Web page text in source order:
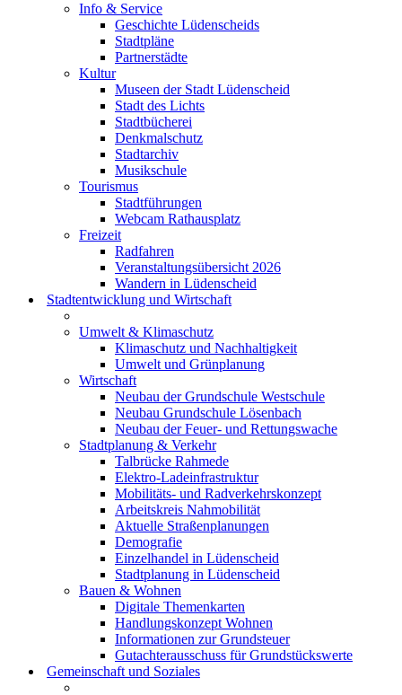
Info & Service
Geschichte Lüdenscheids
Stadtpläne
Partnerstädte
Kultur
Museen der Stadt Lüdenscheid
Stadt des Lichts
Stadtbücherei
Denkmalschutz
Stadtarchiv
Musikschule
Tourismus
Stadtführungen
Webcam Rathausplatz
Freizeit
Radfahren
Veranstaltungsübersicht 2026
Wandern in Lüdenscheid
Stadtentwicklung und Wirtschaft
Umwelt & Klimaschutz
Klimaschutz und Nachhaltigkeit
Umwelt und Grünplanung
Wirtschaft
Neubau der Grundschule Westschule
Neubau Grundschule Lösenbach
Neubau der Feuer- und Rettungswache
Stadtplanung & Verkehr
Talbrücke Rahmede
Elektro-Ladeinfrastruktur
Mobilitäts- und Radverkehrskonzept
Arbeitskreis Nahmobilität
Aktuelle Straßenplanungen
Demografie
Einzelhandel in Lüdenscheid
Stadtplanung in Lüdenscheid
Bauen & Wohnen
Digitale Themenkarten
Handlungskonzept Wohnen
Informationen zur Grundsteuer
Gutachterausschuss für Grundstückswerte
Gemeinschaft und Soziales